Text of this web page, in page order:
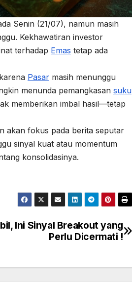
Senin (21/07), namun masih
Kekhawatiran investor
terhadap Emas tetap ada
Pasar masih menunggu
menunda pemangkasan suku
memberikan imbal hasil—tetap
akan fokus pada berita seputar
sinyal kuat atau momentum
konsolidasinya.
Ini Sinyal Breakout yang
Perlu Dicermati !